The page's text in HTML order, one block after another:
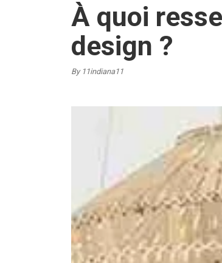
À quoi
design ?
By 11indiana11